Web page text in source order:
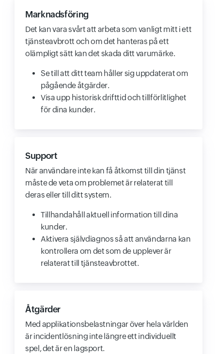
Marknadsföring
Det kan vara svårt att arbeta som vanligt mitt i ett
tjänsteavbrott och om det hanteras på ett
olämpligt sätt kan det skada ditt varumärke.
Se till att ditt team håller sig uppdaterat om
pågående åtgärder.
Visa upp historisk drifttid och tillförlitlighet
för dina kunder.
Support
När användare inte kan få åtkomst till din tjänst
måste de veta om problemet är relaterat till
deras eller till ditt system.
Tillhandahåll aktuell information till dina
kunder.
Aktivera självdiagnos så att användarna kan
kontrollera om det som de upplever är
relaterat till tjänsteavbrottet.
Åtgärder
Med applikationsbelastningar över hela världen
är incidentlösning inte längre ett individuellt
spel, det är en lagsport.